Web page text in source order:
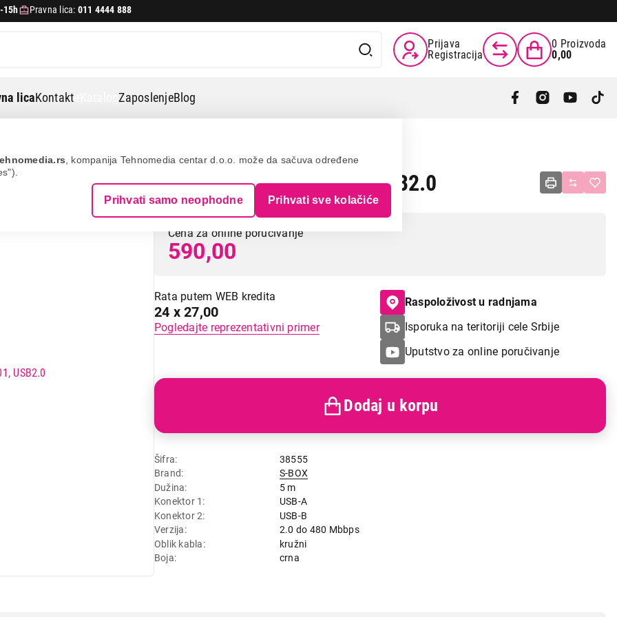
, kompanija Tehnomedia centar d.o.o. može da sačuva određene
Prihvati samo neophodne Prihvati sve kolačiće
15h Pravna lica: 011 4444 888
Prijava
Registracija
0 Proizvoda
0,00
licaKontakt eKatalogZaposlenjeBlog
S-BOX A-B 5m USB101, USB2.0
Cena za online poručivanje
590,00
Rata putem WEB kredita
24 x 27,00
Pogledajte reprezentativni primer
Raspoloživost u radnjama
Isporuka na teritoriji cele Srbije
Uputstvo za online poručivanje
Šifra
38555
Brand
S-BOX
Dužina
5 m
Konektor 1
USB-A
Konektor 2
USB-B
Verzija
2.0 do 480 Mbbps
Oblik kabla
kružni
Boja
crna
Dodaj u korpu